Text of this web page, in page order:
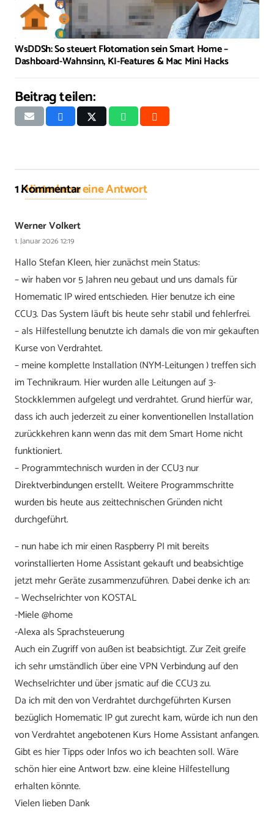
WsDDSh: So steuert Flotomation sein Smart Home –
Dashboard-Wahnsinn, KI-Features & Mac Mini Hacks
Beitrag teilen:
1Kommentar
.Hinterlasse eine Antwort
Werner Volkert
1. Januar 2026 12:19
Hallo Stefan Kleen, hier zunächst mein Status:
– wir haben vor 5 Jahren neu gebaut und uns damals für
Homematic IP wired entschieden. Hier benutze ich eine
CCU3. Das System läuft bis heute sehr stabil und fehlerfrei.
– als Hilfestellung benutzte ich damals die von mir gekauften
Kurse von Verdrahtet.
– meine komplette Installation (NYM-Leitungen ) treffen sich
im Technikraum. Hier wurden alle Leitungen auf 3-
Stockklemmen aufgelegt und verdrahtet. Grund hierfür war,
dass ich auch jederzeit zu einer konventionellen Installation
zurückkehren kann wenn das mit dem Smart Home nicht
funktioniert.
– Programmtechnisch wurden in der CCU3 nur
Direktverbindungen erstellt. Weitere Programmschritte
wurden bis heute aus zeittechnischen Gründen nicht
durchgeführt.
– nun habe ich mir einen Raspberry PI mit bereits
vorinstallierten Home Assistant gekauft und beabsichtige
jetzt mehr Geräte zusammenzuführen. Dabei denke ich an:
– Wechselrichter von KOSTAL
-Miele @home
-Alexa als Sprachsteuerung
Auch ein Zugriff von außen ist beabsichtigt. Zur Zeit greife
ich sehr umständlich über eine VPN Verbindung auf den
Wechselrichter und über jsmatic auf die CCU3 zu.
Da ich mit den von Verdrahtet durchgeführten Kursen
bezüglich Homematic IP gut zurecht kam, würde ich nun den
von Verdrahtet angebotenen Kurs Home Assistant anfangen.
Gibt es hier Tipps oder Infos wo ich beachten soll. Wäre
schön hier eine Antwort bzw. eine kleine Hilfestellung
erhalten könnte.
Vielen lieben Dank